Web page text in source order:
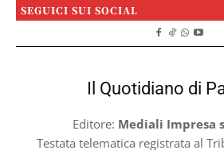
SEGUICI SUI SOCIAL
Il Quotidiano di
Editore: Mediali Impresa
Testata telematica registrata al